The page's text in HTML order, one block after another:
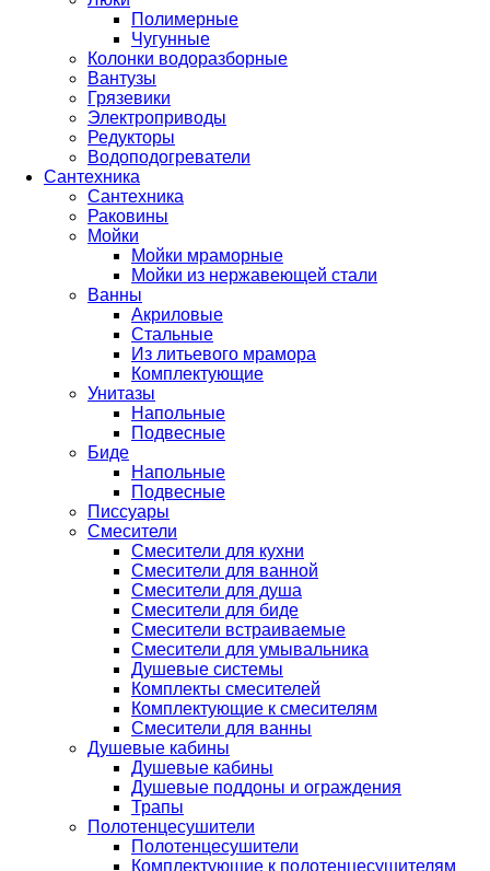
Полимерные
Чугунные
Колонки водоразборные
Вантузы
Грязевики
Электроприводы
Редукторы
Водоподогреватели
Сантехника
Сантехника
Раковины
Мойки
Мойки мраморные
Мойки из нержавеющей стали
Ванны
Акриловые
Стальные
Из литьевого мрамора
Комплектующие
Унитазы
Напольные
Подвесные
Биде
Напольные
Подвесные
Писсуары
Смесители
Смесители для кухни
Смесители для ванной
Смесители для душа
Смесители для биде
Смесители встраиваемые
Смесители для умывальника
Душевые системы
Комплекты смесителей
Комплектующие к смесителям
Смесители для ванны
Душевые кабины
Душевые кабины
Душевые поддоны и ограждения
Трапы
Полотенцесушители
Полотенцесушители
Комплектующие к полотенцесушителям